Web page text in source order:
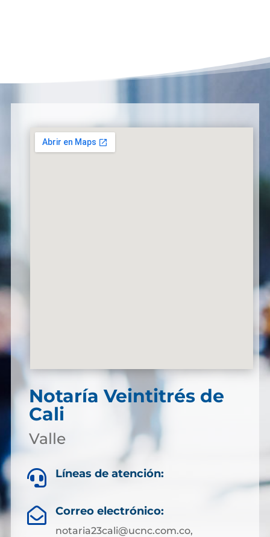
Notaría Veintitrés de
Cali
Valle
 Líneas de atención:
 Correo electrónico:
notaria23cali@ucnc.com.co,